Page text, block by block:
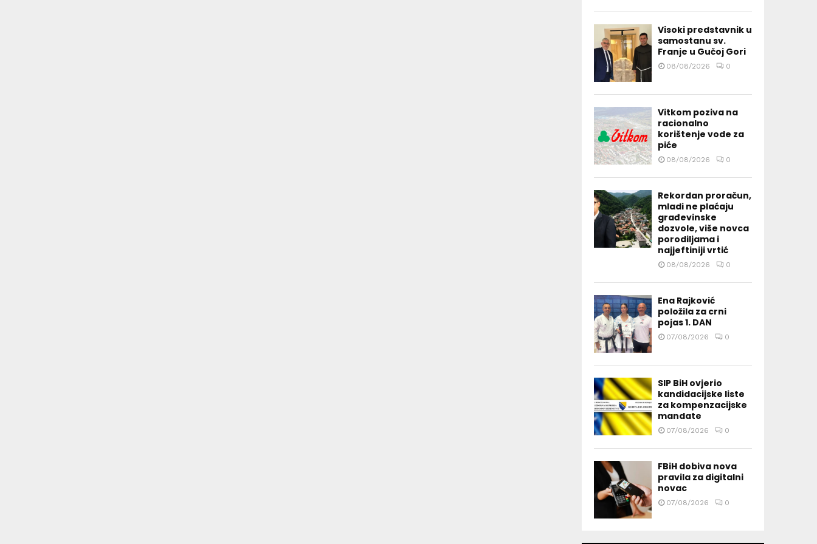
Visoki predstavnik u
samostanu sv.
Franje u Gučoj Gori
08/08/2026 0
Vitkom poziva na
racionalno
korištenje vode za
piće
08/08/2026 0
Rekordan proračun,
mladi ne plaćaju
građevinske
dozvole, više novca
porodiljama i
najjeftiniji vrtić
08/08/2026 0
Ena Rajković
položila za crni
pojas 1. DAN
07/08/2026 0
SIP BiH ovjerio
kandidacijske liste
za kompenzacijske
mandate
07/08/2026 0
FBiH dobiva nova
pravila za digitalni
novac
07/08/2026 0